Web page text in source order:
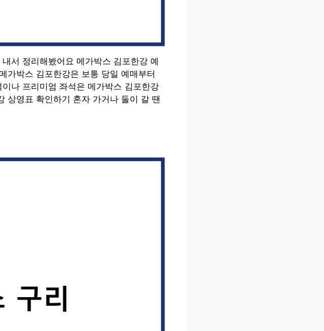
서 정리해봤어요 메가박스 김포한강 예
가박스 김포한강은 보통 당일 예매부터
나 프리미엄 좌석은 메가박스 김포한강
상영표 확인하기 혼자 가거나 둘이 갈 땐